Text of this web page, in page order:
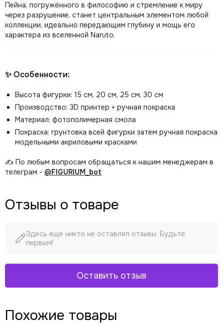
Пейна, погружённого в философию и стремление к миру
через разрушение, станет центральным элементом любой
коллекции, идеально передающим глубину и мощь его
характера из вселенной Naruto.
✨ Особенности:
Высота фигурки: 15 см, 20 см, 25 см, 30 см
Производство: 3D принтер + ручная покраска
Материал: фотополимерная смола
Покраска: грунтовка всей фигурки затем ручная покраска
модельными акриловыми красками
✍️ По любым вопросам обращаться к нашим менеджерам в
телеграм - @FIGURIUM_bot
Отзывы о товаре
Здесь еще никто не оставлял отзывы. Будьте
первым!
Оставить отзыв
Похожие товары